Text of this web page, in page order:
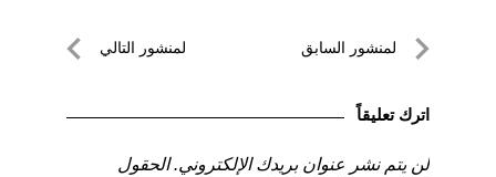
تصفّحلمنشور السابق
السابق
لمنشور التالي
اترك تعليقاً
لن يتم نشر عنوان بريدك الإلكتروني. الحقول